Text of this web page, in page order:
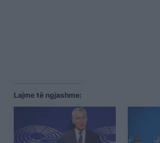
Lajme të ngjashme: